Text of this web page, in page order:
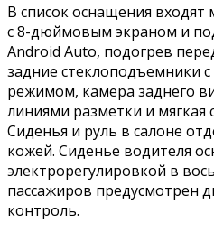
В список оснащения входят
с 8-дюймовым экраном и
Android Auto, подогрев
задние стеклоподъемники
режимом, камера заднего
линиями разметки и мягкая
Сиденья и руль в салоне
кожей. Сиденье водителя
электрорегулировкой в
пассажиров предусмотрен
контроль.